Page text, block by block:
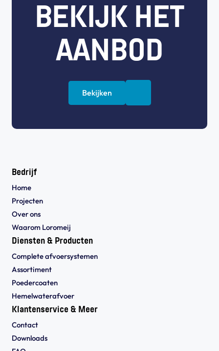
BEKIJK HET
AANBOD
Bekijken
Bedrijf
Home
Projecten
Over ons
Waarom Loromeij
Diensten & Producten
Complete afvoersystemen
Assortiment
Poedercoaten
Hemelwaterafvoer
Klantenservice & Meer
Contact
Downloads